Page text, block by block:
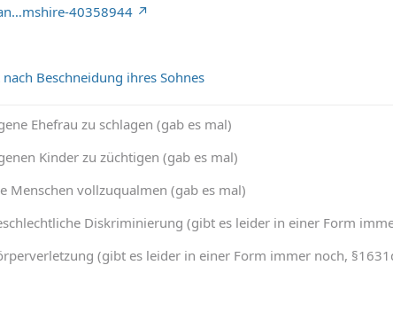
40358944
Beschneidung ihres Sohnes
Ehefrau zu schlagen (gab es mal)
Kinder zu züchtigen (gab es mal)
Menschen vollzuqualmen (gab es mal)
Diskriminierung (gibt es leider in einer Form
(gibt es leider in einer Form immer noch,